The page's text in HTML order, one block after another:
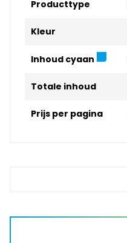
Producttype
Kleur
Inhoud cyaan
Totale inhoud
Prijs per pagina